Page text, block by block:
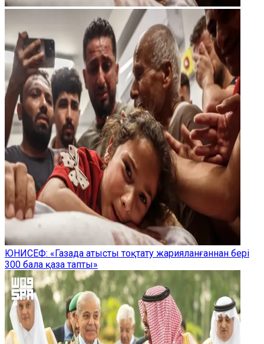
ЮНИСЕФ: «Газада атысты тоқтату жарияланғаннан бері
300 бала қаза тапты»